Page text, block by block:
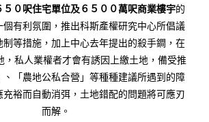
５０呎住宅單位及６５００萬呎商業樓宇的
有利氛圍，推出科斯產權研究中心所倡議
制等措施，加上中心去年提出的殺手鐧，在
，私人業權者才會有誘因上繳土地，備受推
「農地公私合營」等種種建議所遇到的障
裕而自動消弭，土地錯配的問題將可應刃
而解。